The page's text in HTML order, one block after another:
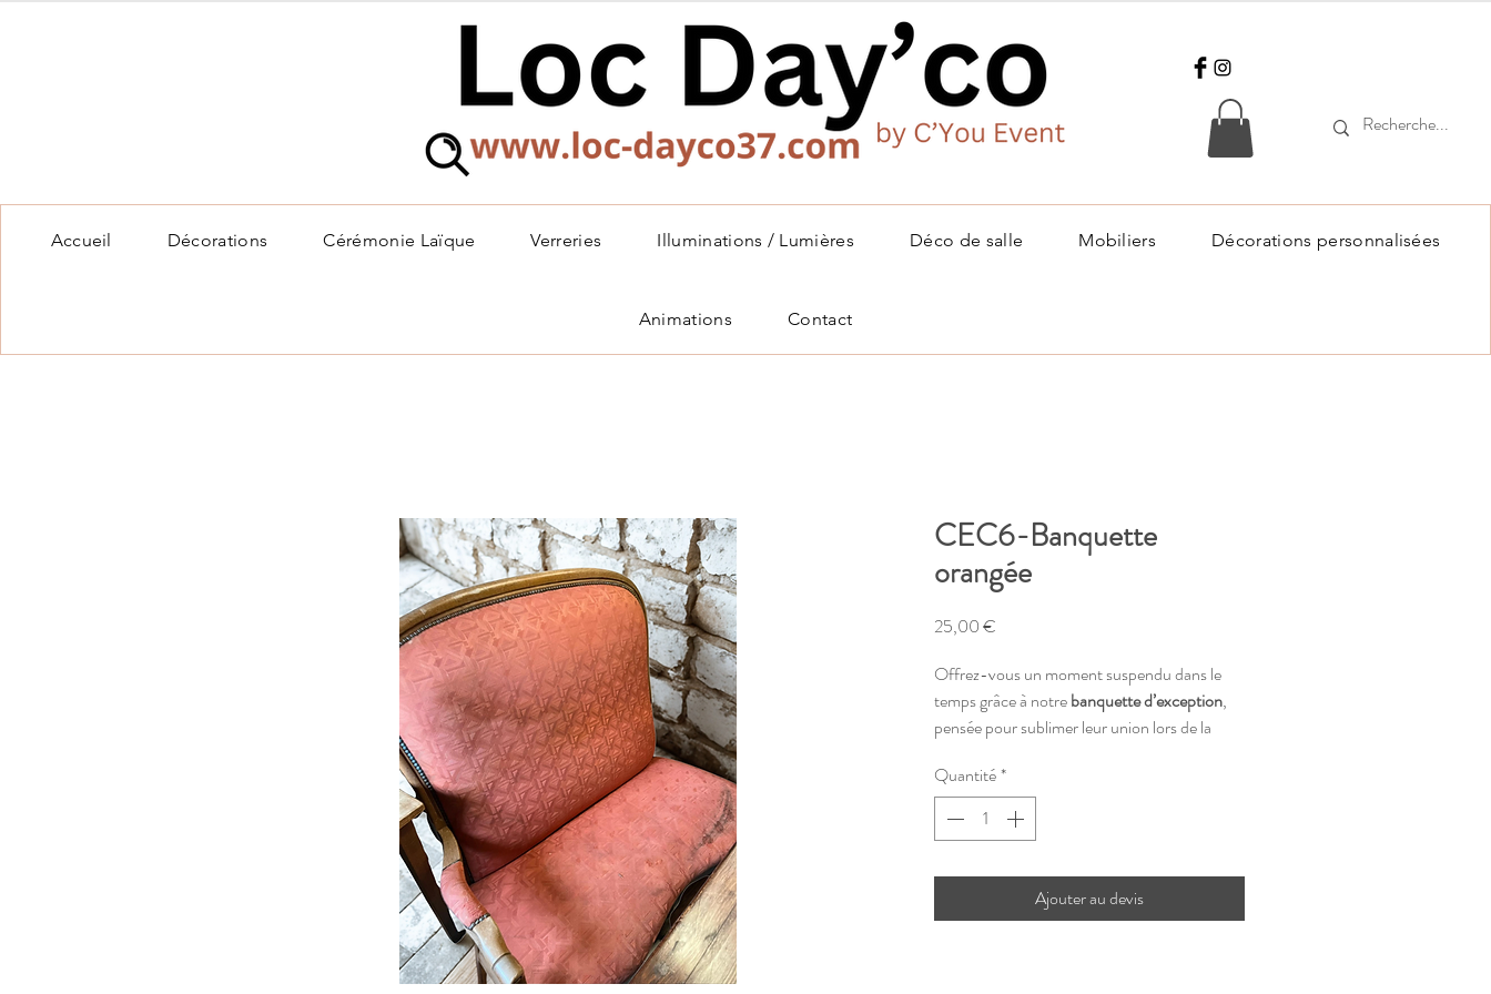
Accueil Décorations Cérémonie Laïque Verreries Illuminations / Lumières Déco de salle Mobiliers Décorations personnalisées
Animations Contact
CEC6-Banquette
orangée
25,00 €
Offrez-vous un moment suspendu dans le
temps grâce à notrebanquette d’exception,
pensée pour sublimer leur union lors de la
même couleur)
Quantité*
Ajouter au devis